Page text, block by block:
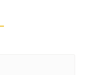
in collaborazione con
di disturbi addominali,